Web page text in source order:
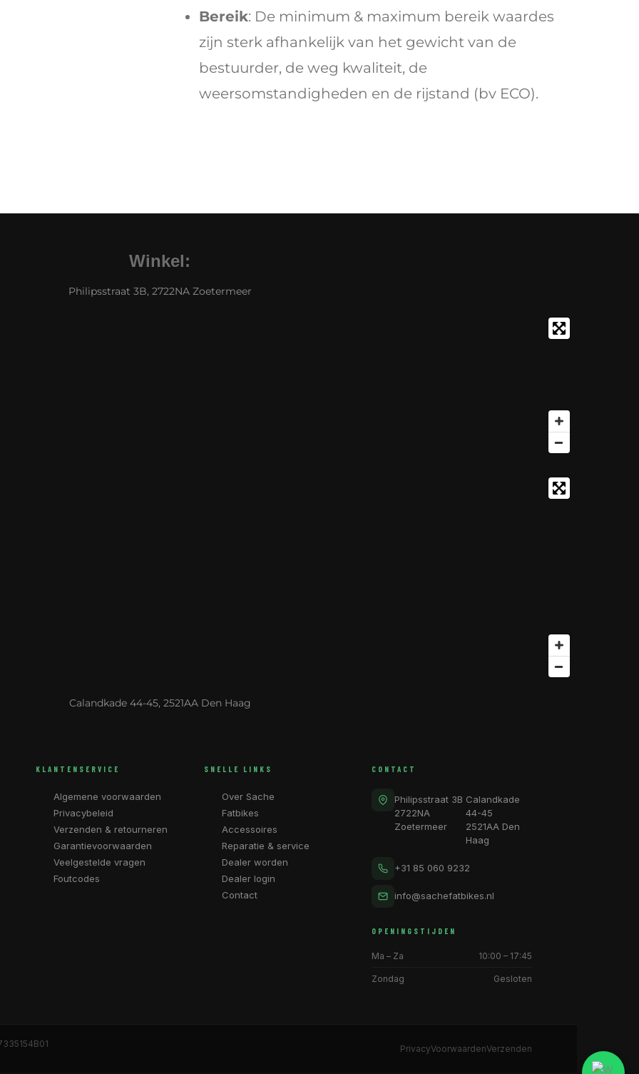
Bereik: De minimum & maximum bereik waardes
zijn sterk afhankelijk van het gewicht van de
bestuurder, de weg kwaliteit, de
weersomstandigheden en de rijstand (bv ECO).
Winkel:
Philipsstraat 3B, 2722NA Zoetermeer
Calandkade 44-45, 2521AA Den Haag
KLANTENSERVICE
Algemene voorwaarden
Privacybeleid
Verzenden & retourneren
Garantievoorwaarden
Veelgestelde vragen
Foutcodes
SNELLE LINKS
Over Sache
Fatbikes
Accessoires
Reparatie & service
Dealer worden
Dealer login
Contact
CONTACT
Philipsstraat 3B
2722NA
Zoetermeer
Calandkade
44-45
2521AA Den
Haag
+31 85 060 9232
info@sachefatbikes.nl
OPENINGSTIJDEN
Ma – Za 10:00 – 17:45
Zondag Gesloten
PrivacyVoorwaardenVerzenden